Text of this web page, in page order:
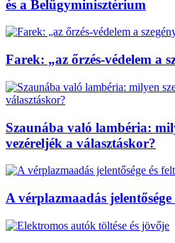
és a Belügyminisztérium
Farek: „az őrzés-védelem a
Szaunába való lambéria:
vezéreljék a választáskor?
A vérplazmaadás jelentősége